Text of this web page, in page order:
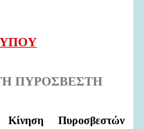
ΠΥΡΟΣΒΕΣΤΗ
Πυροσβεστών